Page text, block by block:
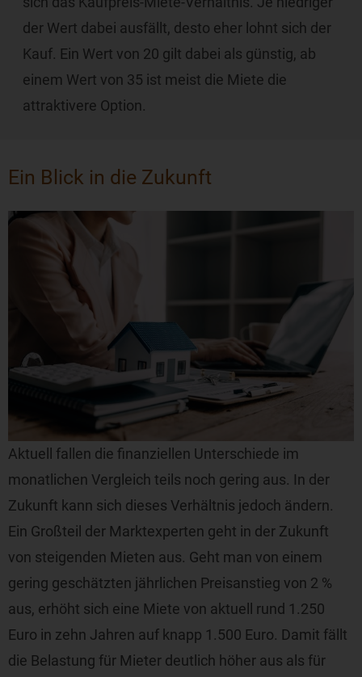
der Wert dabei ausfällt, desto eher lohnt sich der
Kauf. Ein Wert von 20 gilt dabei als günstig, ab
einem Wert von 35 ist meist die Miete die
attraktivere Option.
Ein Blick in die Zukunft
Aktuell fallen die finanziellen Unterschiede im
monatlichen Vergleich teils noch gering aus. In der
Zukunft kann sich dieses Verhältnis jedoch ändern.
Ein Großteil der Marktexperten geht in der Zukunft
von steigenden Mieten aus. Geht man von einem
gering geschätzten jährlichen Preisanstieg von 2 %
aus, erhöht sich eine Miete von aktuell rund 1.250
Euro in zehn Jahren auf knapp 1.500 Euro. Damit fällt
die Belastung für Mieter deutlich höher aus als für